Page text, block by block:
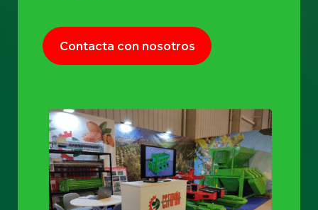
Contacta con nosotros